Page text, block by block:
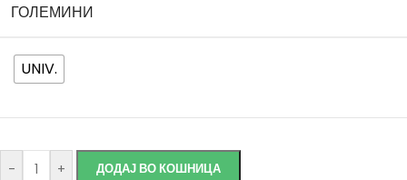
ГОЛЕМИНИ
UNIV.
- + ДОДАЈ ВО КОШНИЦА